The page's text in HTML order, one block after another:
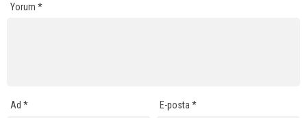
Yorum *
Ad * E-posta*